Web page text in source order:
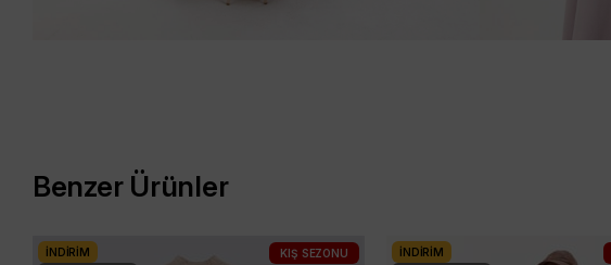
Benzer Ürünler
İNDIRIM KIŞ SEZONU İNDIRIM